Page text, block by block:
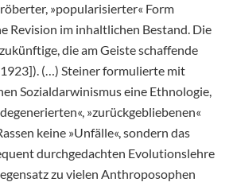
»popularisierter« Form
Revision im inhaltlichen Bestand. Die
die am Geiste schaffende
(…) Steiner formulierte mit
Sozialdarwinismus eine Ethnologie,
»zurückgebliebenen«
keine »Unfälle«, sondern das
durchgedachten Evolutionslehre
zu vielen Anthroposophen